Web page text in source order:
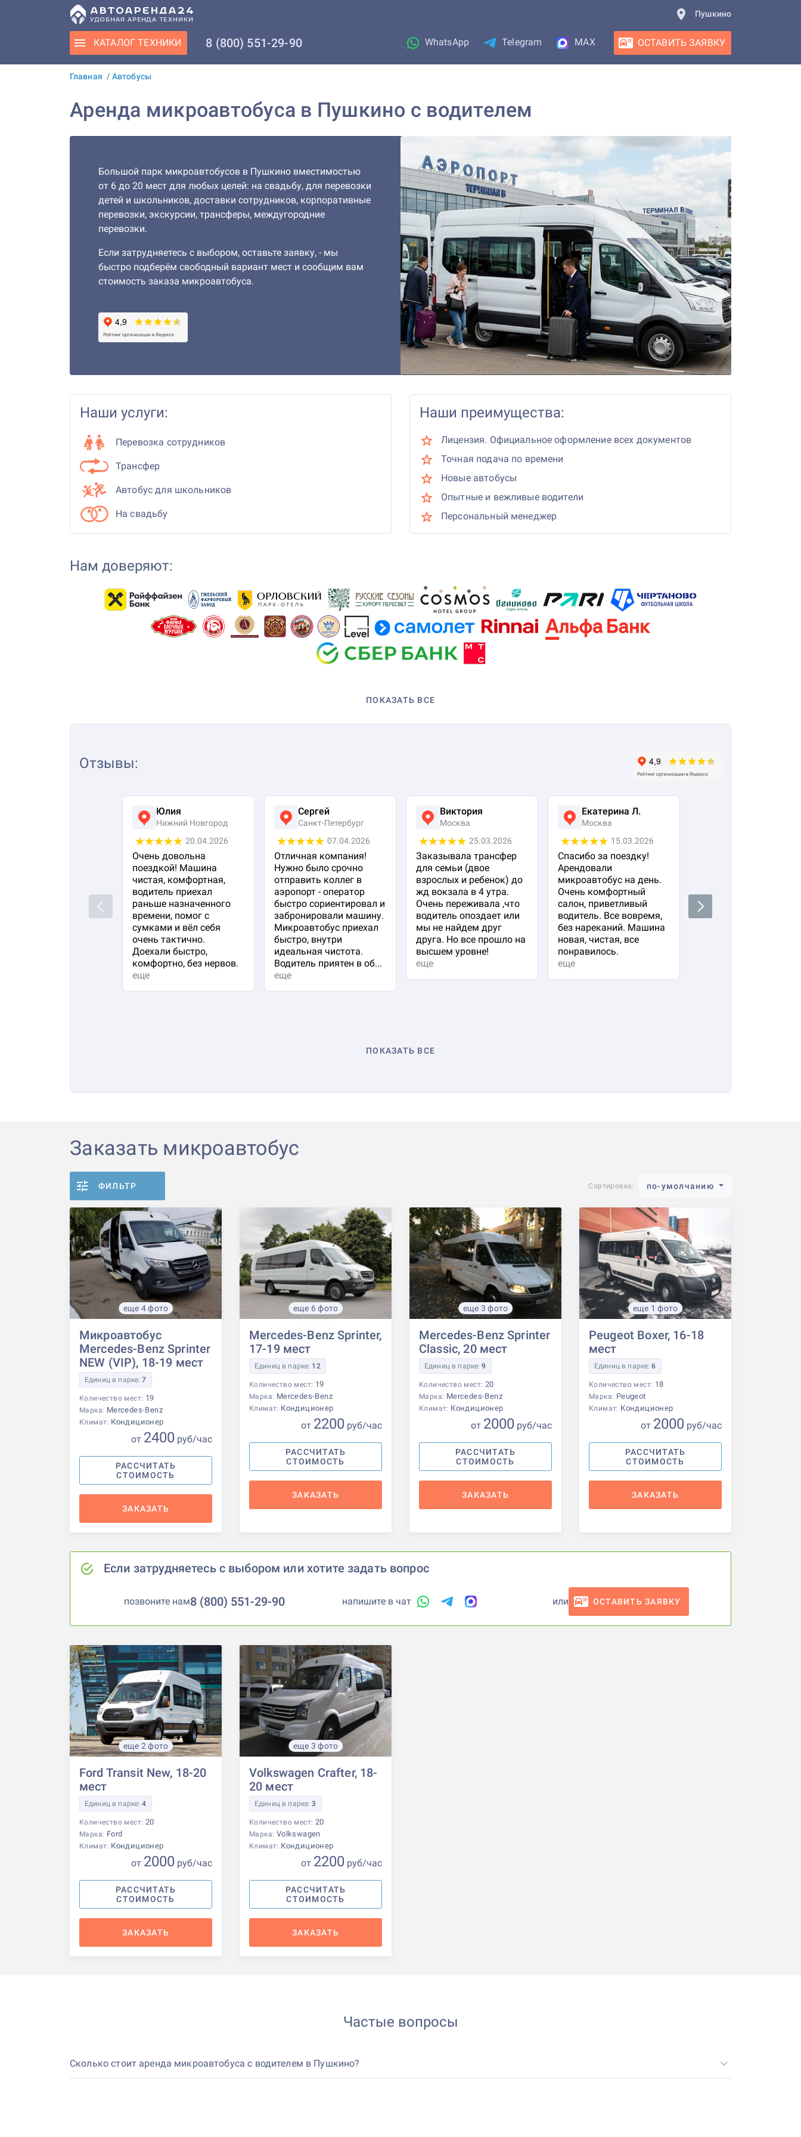
Пушкино
КАТАЛОГ ТЕХНИКИ 8 (800) 551-29-90 WhatsApp Telegram MAX ОСТАВИТЬ ЗАЯВКУ
Главная / Автобусы
Аренда микроавтобуса в Пушкино с водителем
Большой парк микроавтобусов в Пушкино вместимостью
от 6 до 20 мест для любых целей: на свадьбу, для перевозки
детей и школьников, доставки сотрудников, корпоративные
перевозки, экскурсии, трансферы, междугородние
перевозки.
Если затрудняетесь с выбором, оставьте заявку, - мы
быстро подберём свободный вариант мест и сообщим вам
стоимость заказа микроавтобуса.
Наши услуги:
Перевозка сотрудников
Трансфер
Автобус для школьников
На свадьбу
Наши преимущества:
Лицензия. Официальное оформление всех документов
Точная подача по времени
Новые автобусы
Опытные и вежливые водители
Персональный менеджер
Нам доверяют:
ПОКАЗАТЬ ВСЕ
Отзывы:
Previous
Юлия
Нижний Новгород
20.04.2026
Очень довольна
поездкой! Машина
чистая, комфортная,
водитель приехал
раньше назначенного
времени, помог с
сумками и вёл себя
очень тактично.
Доехали быстро,
комфортно, без нервов.
еще
Сергей
Санкт-Петербург
07.04.2026
Отличная компания!
Нужно было срочно
отправить коллег в
аэропорт - оператор
быстро сориентировал и
забронировали машину.
Микроавтобус приехал
быстро, внутри
идеальная чистота.
Водитель приятен в об...
еще
Виктория
Москва
25.03.2026
Заказывала трансфер
для семьи (двое
взрослых и ребенок) до
жд вокзала в 4 утра.
Очень переживала ,что
водитель опоздает или
мы не найдем друг
друга. Но все прошло на
высшем уровне!
еще
Екатерина Л.
Москва
15.03.2026
Спасибо за поездку!
Арендовали
микроавтобус на день.
Очень комфортный
салон, приветливый
водитель. Все вовремя,
без нареканий. Машина
новая, чистая, все
понравилось.
еще
очень довольна!
Водитель водит очень
плавно и аккуратно,
Next
ПОКАЗАТЬ ВСЕ
Заказать микроавтобус
ФИЛЬТР Сортировка: по-умолчанию
еще 4 фото
Микроавтобус
Mercedes-Benz Sprinter
NEW (VIP), 18-19 мест
Единиц в парке:7
Количество мест: 19
Марка: Mercedes-Benz
Климат: Кондиционер
от 2400 руб/час
РАССЧИТАТЬ
СТОИМОСТЬ
ЗАКАЗАТЬ
еще 6 фото
Mercedes-Benz Sprinter,
17-19 мест
Единиц в парке: 12
Количество мест: 19
Марка: Mercedes-Benz
Климат: Кондиционер
от 2200 руб/час
РАССЧИТАТЬ
СТОИМОСТЬ
ЗАКАЗАТЬ
еще 3 фото
Mercedes-Benz Sprinter
Classic, 20 мест
Единиц в парке:9
Количество мест: 20
Марка: Mercedes-Benz
Климат: Кондиционер
от 2000 руб/час
РАССЧИТАТЬ
СТОИМОСТЬ
ЗАКАЗАТЬ
еще 1 фото
Peugeot Boxer, 16-18
мест
Единиц в парке:6
Количество мест: 18
Марка: Peugeot
Климат: Кондиционер
от 2000 руб/час
РАССЧИТАТЬ
СТОИМОСТЬ
ЗАКАЗАТЬ
Если затрудняетесь с выбором или хотите задать вопрос
позвоните нам8 (800) 551-29-90 напишите в чат или ОСТАВИТЬ ЗАЯВКУ
еще 2 фото
Ford Transit New, 18-20
мест
Единиц в парке:4
Количество мест: 20
Марка: Ford
Климат: Кондиционер
от 2000 руб/час
РАССЧИТАТЬ
СТОИМОСТЬ
ЗАКАЗАТЬ
еще 3 фото
Volkswagen Crafter, 18-
20 мест
Единиц в парке:3
Количество мест: 20
Марка: Volkswagen
Климат: Кондиционер
от 2200 руб/час
РАССЧИТАТЬ
СТОИМОСТЬ
ЗАКАЗАТЬ
Частые вопросы
Сколько стоит аренда микроавтобуса с водителем в Пушкино?